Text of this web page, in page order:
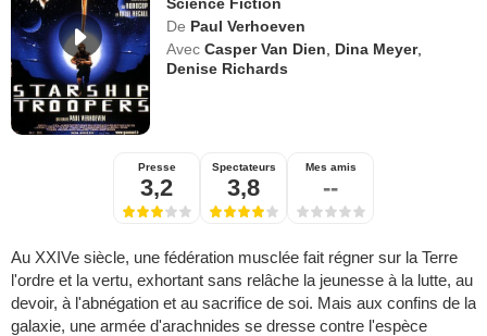
De Paul Verhoeven
Avec Casper Van Dien Dina Meyer,
Denise Richards
Presse
3,2
Spectateurs
3,8
Mes amis
--
Au XXIVe siècle, une fédération musclée fait régner sur la Terre
l'ordre et la vertu, exhortant sans relâche la jeunesse à la lutte, au
devoir, à l'abnégation et au sacrifice de soi. Mais aux confins de la
galaxie, une armée d'arachnides se dresse contre l'espèce